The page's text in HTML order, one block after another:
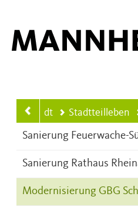
Bunte Stadt Stadtteilleben
Sanierung Feuerwache-
Sanierung Rathaus
Modernisierung GBG